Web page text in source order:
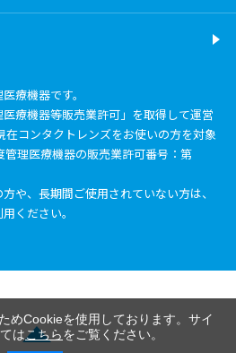
療機器です。
療機器等販売業許可」を取得して運営
在コンタクトレンズをお使いの方を対象
管理医療機器の販売業許可番号：第
や、長期間ご使用されていない方は、
ください。
めCookieを使用しております。サイ
はこちらをご覧ください。